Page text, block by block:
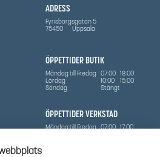
ÖPPETTIDER BUTIK
Måndag till Fredag 07:00 18:00
Lördag
10:00
15:00
Söndag
Stängt
ÖPPETTIDER VERKSTAD
Måndag till Fredag 07:00 17:00
ADRESS
Fyrisborgsgatan 5
75450
Uppsala